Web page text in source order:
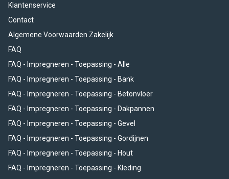
Klantenservice
Contact
Algemene Voorwaarden Zakelijk
FAQ
FAQ - Impregneren - Toepassing - Alle
FAQ - Impregneren - Toepassing - Bank
FAQ - Impregneren - Toepassing - Betonvloer
FAQ - Impregneren - Toepassing - Dakpannen
FAQ - Impregneren - Toepassing - Gevel
FAQ - Impregneren - Toepassing - Gordijnen
FAQ - Impregneren - Toepassing - Hout
FAQ - Impregneren - Toepassing - Kleding